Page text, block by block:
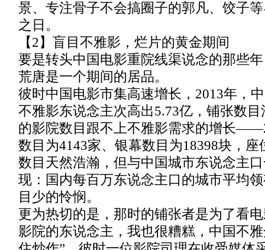
景、专注骨子不会搞圈子的郭凡、饺子
之日。
【2】盲目不雅影，烂片的黄金期间
要是转头中国电影重院线渠说念的那些
荒唐是一个期间的居品。
彼时中国电影市集高速增长，2013年，
不雅影东说念主次高出5.73亿，铺张数
的影院数目跟不上不雅影需求的增长
数目为4143家、银幕数目为18398块，座
数目天然浩瀚，但与中国城市东说念主
现：国内每百万东说念主口的城市平均
目少的怜悯。
更为热切的是，那时的铺张者是为了看
影院的东说念主，我也很糟糕，中国不